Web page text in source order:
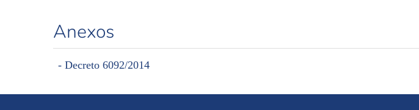
Anexos
- Decreto 6092/2014